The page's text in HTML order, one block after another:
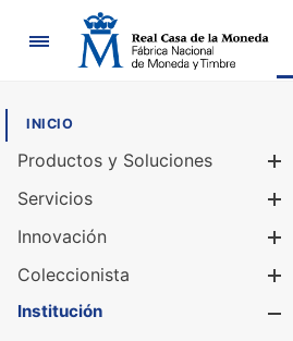
Navegación
INICIO
Productos y Soluciones
Servicios
Innovación
Coleccionista
Institución